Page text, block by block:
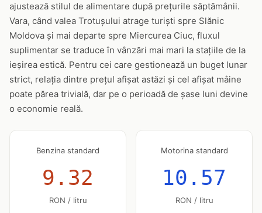
ajustează stilul de alimentare după prețurile săptămânii.
Vara, când valea Trotușului atrage turiști spre Slănic
Moldova și mai departe spre Miercurea Ciuc, fluxul
suplimentar se traduce în vânzări mai mari la stațiile de la
ieșirea estică. Pentru cei care gestionează un buget lunar
strict, relația dintre prețul afișat astăzi și cel afișat mâine
poate părea trivială, dar pe o perioadă de șase luni devine
o economie reală.
Benzina standard
9.32
RON / litru
Motorina standard
10.57
RON / litru